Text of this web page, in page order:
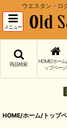
ウエスタン・ロ
メニュー
商品検索
HOME/ホーム
ップページ
HOME/ホーム/トップ